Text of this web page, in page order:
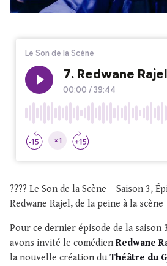
???? Le Son de la Scène – Saison 3,
Redwane Rajel, de la peine à la scène
Pour ce dernier épisode de la saison
avons invité le comédien Redwane
la nouvelle création du Théâtre du